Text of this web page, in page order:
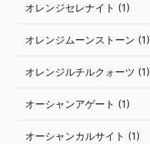
オレンジセレナイト (1)
オレンジムーンストーン (1)
オレンジルチルクォーツ (1)
オーシャンアゲート (1)
オーシャンカルサイト (1)